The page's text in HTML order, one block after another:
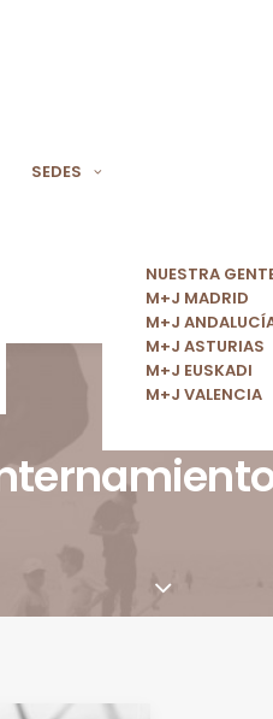
SEDES
NUESTRA
M+J MADRID
M+J
M+J ASTURIAS
M+J EUSKADI
M+J VALENCIA